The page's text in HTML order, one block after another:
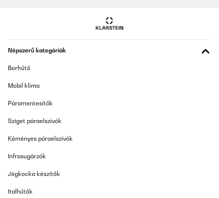
ELLENŐRZÖTT ÉRTÉKELÉS
muy rápido, me dieron un rango de fechas y el primer día, ya lo
tamaño más pequeño de 80x45, para colocarlo en un baño
y es de bajo consumo. Justo lo que buscaba, estoy encantada.
Usuario/a de amazon
Népszerű kategóriák
Borhűtő
Mobil klíma
Páramentesítők
Sziget páraelszívók
Kéményes páraelszívók
Infrasugárzók
Jégkocka készítők
Italhűtők